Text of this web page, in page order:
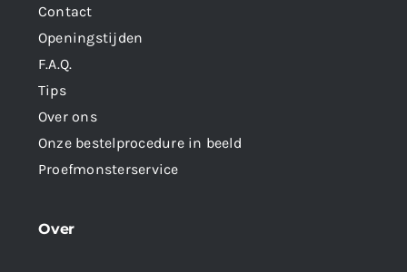
Contact
Openingstijden
F.A.Q.
Tips
Over ons
Onze bestelprocedure in beeld
Proefmonsterservice
Over